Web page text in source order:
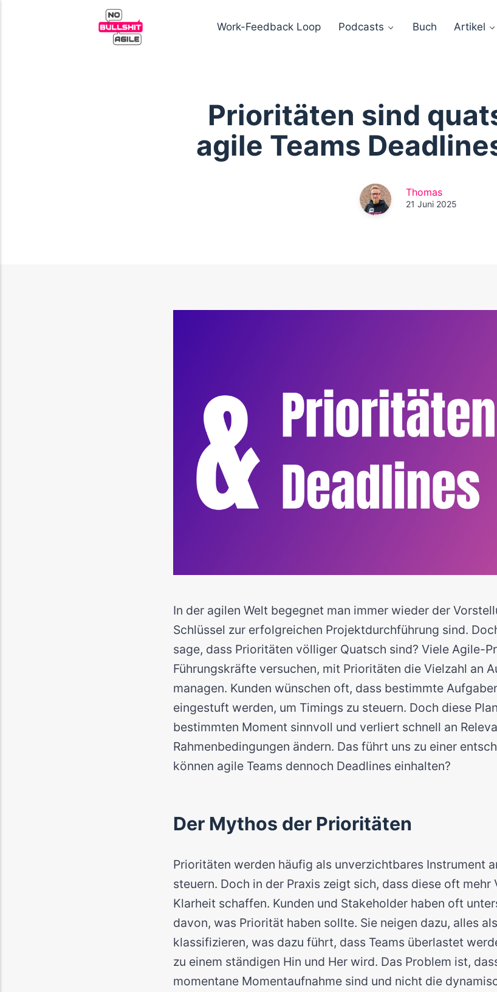
Work-Feedback Loop Podcasts Buch Artikel
Prioritäten sind
agile Teams
Thomas
21 Juni 2025
In der agilen Welt begegnet man immer wieder der
Schlüssel zur erfolgreichen Projektdurchführung sind.
sage, dass Prioritäten völliger Quatsch sind? Viele Agile-
Führungskräfte versuchen, mit Prioritäten die Vielzahl an
managen. Kunden wünschen oft, dass bestimmte
eingestuft werden, um Timings zu steuern. Doch diese
bestimmten Moment sinnvoll und verliert schnell an
Rahmenbedingungen ändern. Das führt uns zu einer
können agile Teams dennoch Deadlines einhalten?
Der Mythos der Prioritäten
Prioritäten werden häufig als unverzichtbares Instrument
steuern. Doch in der Praxis zeigt sich, dass diese oft
Klarheit schaffen. Kunden und Stakeholder haben oft
davon, was Priorität haben sollte. Sie neigen dazu, alles
klassifizieren, was dazu führt, dass Teams überlastet
zu einem ständigen Hin und Her wird. Das Problem ist,
momentane Momentaufnahme sind und nicht die